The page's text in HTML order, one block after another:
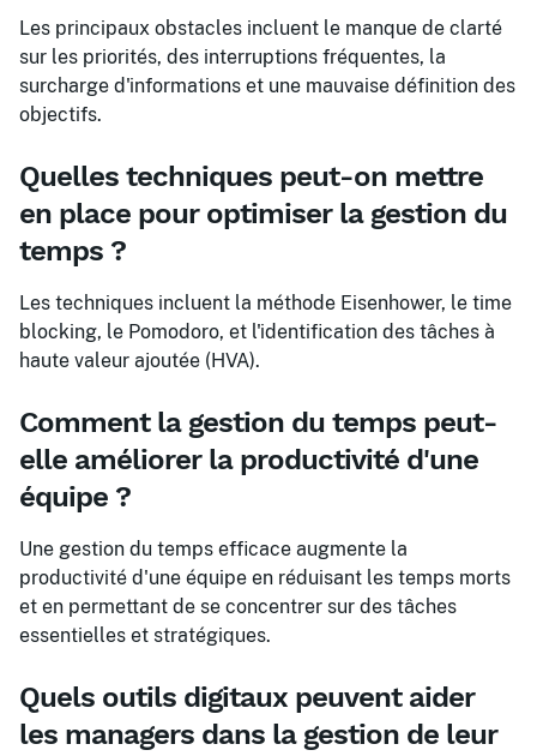
Les principaux obstacles incluent le manque de clarté
sur les priorités, des interruptions fréquentes, la
surcharge d'informations et une mauvaise définition des
objectifs.
Quelles techniques peut-on mettre
en place pour optimiser la gestion du
temps ?
Les techniques incluent la méthode Eisenhower, le time
blocking, le Pomodoro, et l'identification des tâches à
haute valeur ajoutée (HVA).
Comment la gestion du temps peut-
elle améliorer la productivité d'une
équipe ?
Une gestion du temps efficace augmente la
productivité d'une équipe en réduisant les temps morts
et en permettant de se concentrer sur des tâches
essentielles et stratégiques.
Quels outils digitaux peuvent aider
les managers dans la gestion de leur